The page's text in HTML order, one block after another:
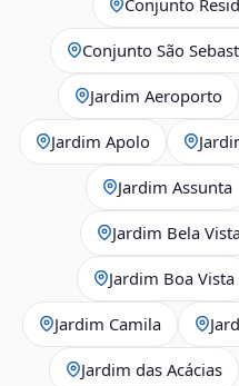
Conjunto São
Jardim Aeroporto
Jardim Apolo
Jardim Assunta
Jardim Bela Vista
Jardim Boa Vista
Jardim Camila
Jardim das Acácias